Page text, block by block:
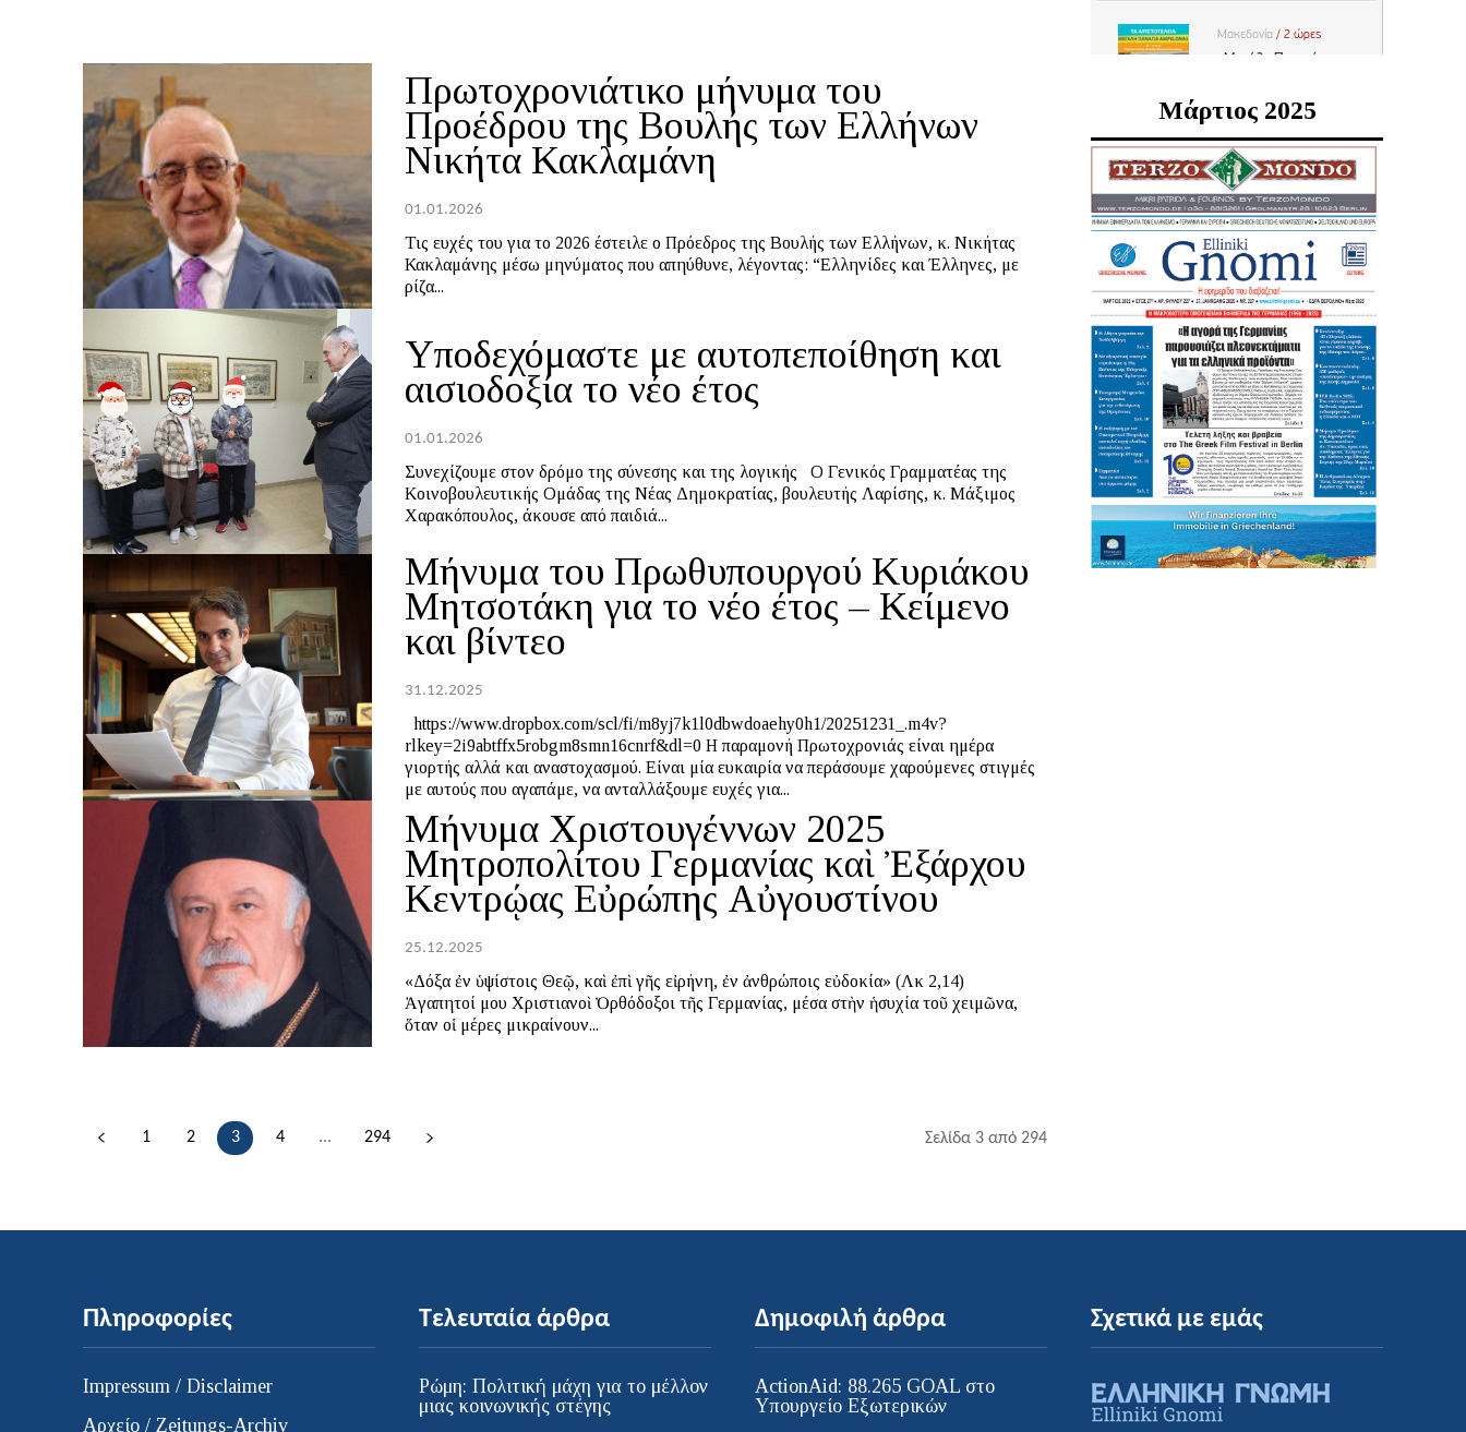
Πρωτοχρονιάτικο μήνυμα του
Προέδρου της Βουλής των Ελλήνων
Νικήτα Κακλαμάνη
01.01.2026
Τις ευχές του για το 2026 έστειλε ο Πρόεδρος της Βουλής των Ελλήνων, κ. Νικήτας
Κακλαμάνης μέσω μηνύματος που απηύθυνε, λέγοντας: “Ελληνίδες και Έλληνες, με
ρίζα...
Υποδεχόμαστε με αυτοπεποίθηση και
αισιοδοξία το νέο έτος
01.01.2026
Συνεχίζουμε στον δρόμο της σύνεσης και της λογικής Ο Γενικός Γραμματέας της
Κοινοβουλευτικής Ομάδας της Νέας Δημοκρατίας, βουλευτής Λαρίσης, κ. Μάξιμος
Χαρακόπουλος, άκουσε από παιδιά...
Μήνυμα του Πρωθυπουργού Κυριάκου
Μητσοτάκη για το νέο έτος – Κείμενο
και βίντεο
31.12.2025
https://www.dropbox.com/scl/fi/m8yj7k1l0dbwdoaehy0h1/20251231_.m4v?
rlkey=2i9abtffx5robgm8smn16cnrf&dl=0 Η παραμονή Πρωτοχρονιάς είναι ημέρα
γιορτής αλλά και αναστοχασμού. Είναι μία ευκαιρία να περάσουμε χαρούμενες στιγμές
με αυτούς που αγαπάμε, να ανταλλάξουμε ευχές για...
Μήνυμα Χριστουγέννων 2025
Μητροπολίτου Γερμανίας καὶ Ἐξάρχου
Κεντρῴας Εὐρώπης Αὐγουστίνου
25.12.2025
«Δόξα ἐν ὑψίστοις Θεῷ, καὶ ἐπὶ γῆς εἰρήνη, ἐν ἀνθρώποις εὐδοκία» (Λκ 2,14)
Ἀγαπητοί μου Χριστιανοὶ Ὀρθόδοξοι τῆς Γερμανίας, μέσα στὴν ἡσυχία τοῦ χειμῶνα,
ὅταν οἱ μέρες μικραίνουν...
1 2 3 4 ... 294 Σελίδα 3 από 294
Μάρτιος 2025
Πληροφορίες
Impressum / Disclaimer
Αρχείο / Zeitungs-Archiv
Τελευταία άρθρα
Ρώμη: Πολιτική μάχη για το μέλλον
μιας κοινωνικής στέγης
Δημοφιλή άρθρα
ActionAid: 88.265 GOAL στο
Υπουργείο Εξωτερικών
Σχετικά με εμάς